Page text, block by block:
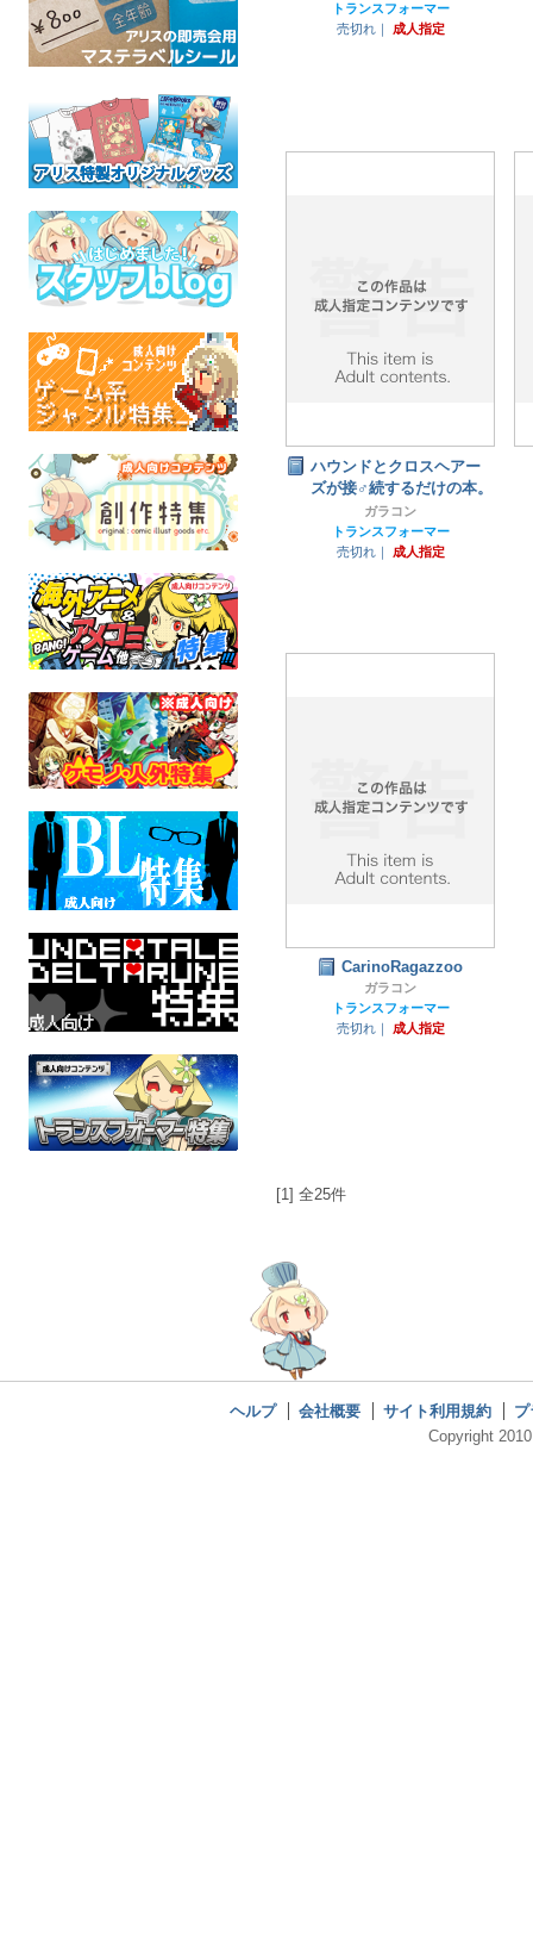
トランスフォーマー
売切れ｜
成人指定
ハウンドとクロスヘアー
ズが接♂続するだけの本。
ガラコン
トランスフォーマー
売切れ｜
成人指定
CarinoRagazzoo
ガラコン
トランスフォーマー
売切れ｜
成人指定
[1] 全25件
ヘルプ 会社概要 サイト利用規約
Copyright